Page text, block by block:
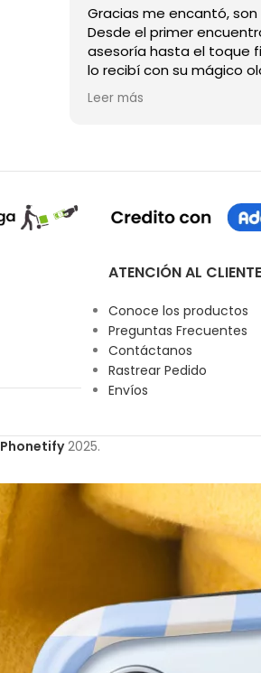
Gracias
Desde el primer encuentro
asesoría hasta el toque
lo recibí con su mágico
Wow.💖
Leer más
ATENCIÓN AL CLIENTE
Conoce los productos
Preguntas Frecuentes
Contáctanos
Rastrear Pedido
Envíos
Phonetify2025.